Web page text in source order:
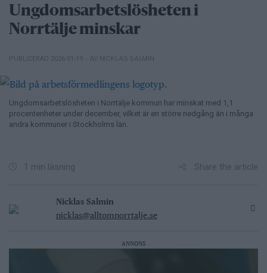
Ungdomsarbetslösheten i
Norrtälje minskar
PUBLICERAD 2026-01-19 – AV NICKLAS SALMIN
Ungdomsarbetslösheten i Norrtälje kommun har minskat med 1,1
procentenheter under december, vilket är en större nedgång än i många
andra kommuner i Stockholms län.
1 min läsning Share the article
Nicklas Salmin
nicklas@alltomnorrtalje.se
ANNONS